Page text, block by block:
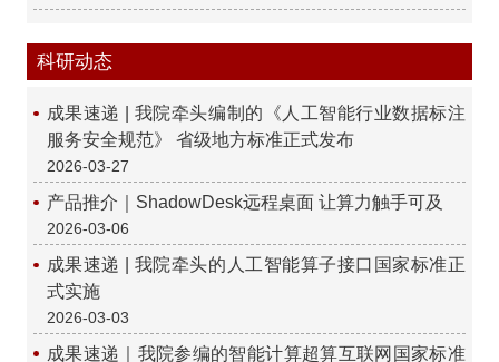
科研动态
成果速递 | 我院牵头编制的《人工智能行业数据标注
服务安全规范》 省级地方标准正式发布
2026-03-27
产品推介｜ShadowDesk远程桌面 让算力触手可及
2026-03-06
成果速递 | 我院牵头的人工智能算子接口国家标准正
式实施
2026-03-03
成果速递｜我院参编的智能计算超算互联网国家标准